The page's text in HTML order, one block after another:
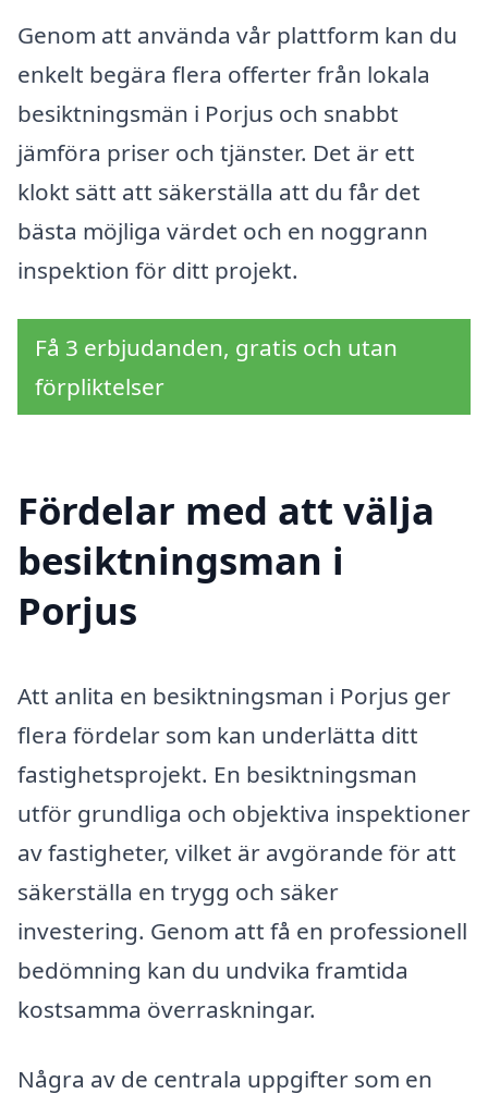
Genom att använda vår plattform kan du
enkelt begära flera offerter från lokala
besiktningsmän i Porjus och snabbt
jämföra priser och tjänster. Det är ett
klokt sätt att säkerställa att du får det
bästa möjliga värdet och en noggrann
inspektion för ditt projekt.
Få 3 erbjudanden, gratis och utan
förpliktelser
Fördelar med att välja
besiktningsman i
Porjus
Att anlita en besiktningsman i Porjus ger
flera fördelar som kan underlätta ditt
fastighetsprojekt. En besiktningsman
utför grundliga och objektiva inspektioner
av fastigheter, vilket är avgörande för att
säkerställa en trygg och säker
investering. Genom att få en professionell
bedömning kan du undvika framtida
kostsamma överraskningar.
Några av de centrala uppgifter som en